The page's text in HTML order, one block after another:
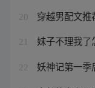
20 穿越男配文推
21 妹子不理我了
22 妖神记第一季